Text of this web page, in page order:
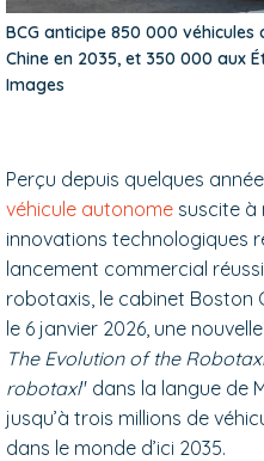
BCG anticipe 850 000
Chine en 2035, et 350 000 aux
Images
Perçu depuis quelques
véhicule autonome suscite à
innovations technologiques
lancement commercial
robotaxis, le cabinet Boston
le 6 janvier 2026, une nouvelle
The Evolution of the
robotaxi" dans la langue de
jusqu’à trois millions de
dans le monde d’ici 2035.